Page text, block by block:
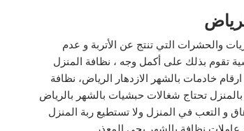
والحشرات التي تنتج عن الأتربة و عدم
تقوم بذلك على أكمل وجه ، نظافة المنزل
خادمات بالشهر الازدهار الرياض، نظافة
تحتاج شغالات حبشيات بالشهر بالرياض
و التعب في المنزل ولا تستطيع ربة المنزل
نظافة بالشهر بحي المعذر.